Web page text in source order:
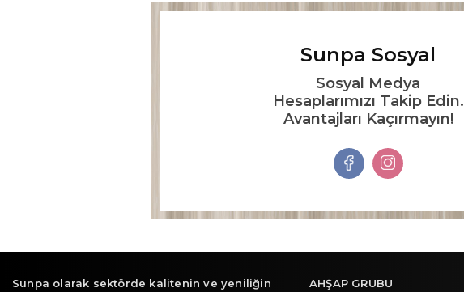
Sunpa Sosyal
Sosyal Medya
Hesaplarımızı Takip Edin.
Avantajları Kaçırmayın!
Sunpa olarak sektörde kalitenin ve yeniliğin
AHŞAP GRUBU